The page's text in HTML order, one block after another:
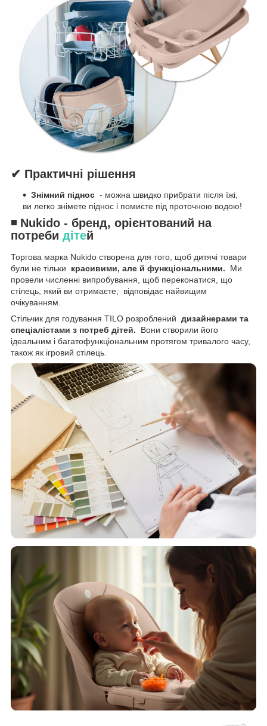
✔ Практичні рішення
Знімний піднос - можна швидко прибрати після їжі,
ви легко знімете піднос і помиєте під проточною водою!
◾ Nukido - бренд, орієнтований на
потреби дітей
Торгова марка Nukido створена для того, щоб дитячі товари
були не тільки красивими, але й функціональними.
Ми
провели численні випробування, щоб переконатися, що
стілець, який ви отримаєте,
відповідає найвищим
очікуванням.
Стільчик для годування TILO розроблений дизайнерами та
спеціалістами з потреб дітей. Вони створили його
ідеальним і багатофункціональним протягом тривалого часу,
також як ігровий стілець.